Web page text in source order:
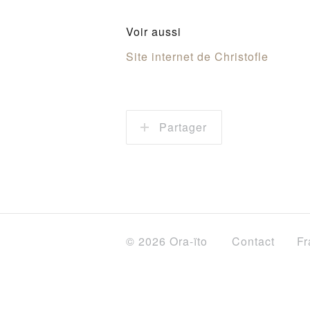
Voir aussi
Site internet de Christofle
Partager
© 2026 Ora-ïto Contact